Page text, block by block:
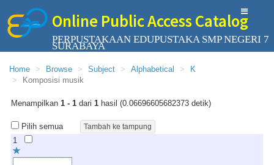
Online Public Access Catalog
PERPUSTAKAAN EDUPUSTAKA SMP NEGERI 7
SURABAYA
Home Browse Subject Alphabetical
K
Komposisi musik
Menampilkan 1 - 1 dari 1 hasil (0.06696605682373 detik)
Pilih semua
1